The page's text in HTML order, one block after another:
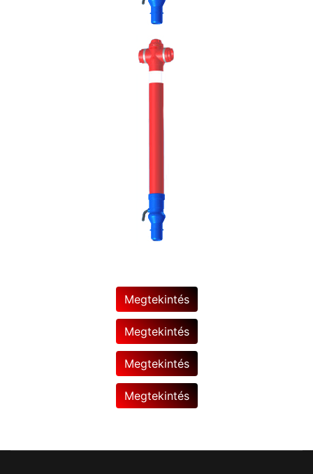
Megtekintés
Megtekintés
Megtekintés
Megtekintés